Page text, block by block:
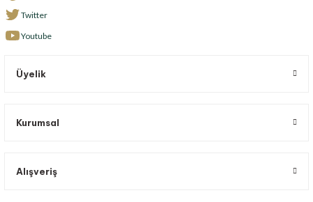
Twitter
Youtube
Üyelik
Kurumsal
Alışveriş